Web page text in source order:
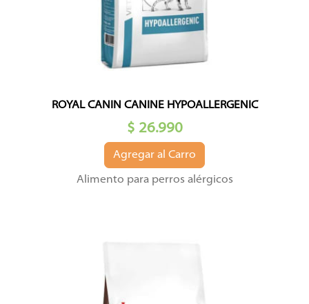
ROYAL CANIN CANINE HYPOALLERGENIC
$ 26.990
Agregar al Carro
Alimento para perros alérgicos